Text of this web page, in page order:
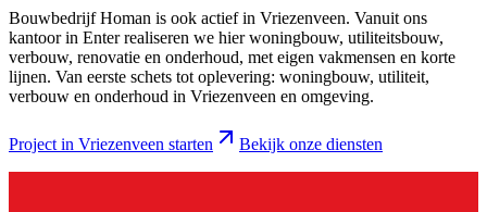
Bouwbedrijf Homan is ook actief in Vriezenveen. Vanuit ons
kantoor in Enter realiseren we hier woningbouw, utiliteitsbouw,
verbouw, renovatie en onderhoud, met eigen vakmensen en korte
lijnen. Van eerste schets tot oplevering: woningbouw, utiliteit,
verbouw en onderhoud in Vriezenveen en omgeving.
Project in Vriezenveen starten Bekijk onze diensten